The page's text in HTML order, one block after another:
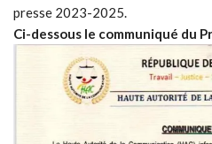
presse 2023-2025.
Ci-dessous le communiqué du